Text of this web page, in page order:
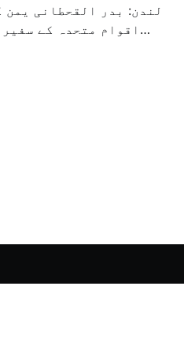
لندن: بدر القحطانی
اقوام متحدہ کے
خاتمہ کے لئے